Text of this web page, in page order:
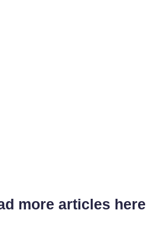
more articles here